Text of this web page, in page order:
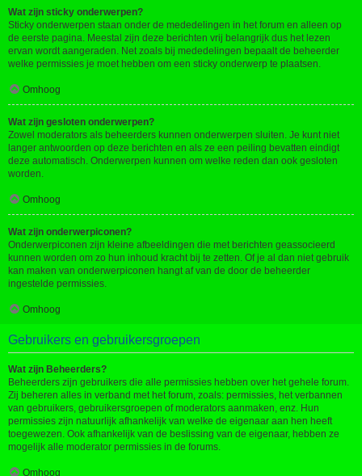
Wat zijn sticky onderwerpen?
Sticky onderwerpen staan onder de mededelingen in het forum en alleen op
de eerste pagina. Meestal zijn deze berichten vrij belangrijk dus het lezen
ervan wordt aangeraden. Net zoals bij mededelingen bepaalt de beheerder
welke permissies je moet hebben om een sticky onderwerp te plaatsen.
Omhoog
Wat zijn gesloten onderwerpen?
Zowel moderators als beheerders kunnen onderwerpen sluiten. Je kunt niet
langer antwoorden op deze berichten en als ze een peiling bevatten eindigt
deze automatisch. Onderwerpen kunnen om welke reden dan ook gesloten
worden.
Omhoog
Wat zijn onderwerpiconen?
Onderwerpiconen zijn kleine afbeeldingen die met berichten geassocieerd
kunnen worden om zo hun inhoud kracht bij te zetten. Of je al dan niet gebruik
kan maken van onderwerpiconen hangt af van de door de beheerder
ingestelde permissies.
Omhoog
Gebruikers en gebruikersgroepen
Wat zijn Beheerders?
Beheerders zijn gebruikers die alle permissies hebben over het gehele forum.
Zij beheren alles in verband met het forum, zoals: permissies, het verbannen
van gebruikers, gebruikersgroepen of moderators aanmaken, enz. Hun
permissies zijn natuurlijk afhankelijk van welke de eigenaar aan hen heeft
toegewezen. Ook afhankelijk van de beslissing van de eigenaar, hebben ze
mogelijk alle moderator permissies in de forums.
Omhoog